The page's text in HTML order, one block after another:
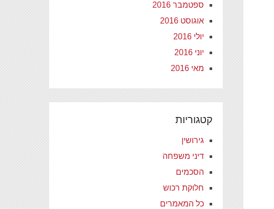
ספטמבר 2016
אוגוסט 2016
יולי 2016
יוני 2016
מאי 2016
קטגוריות
גירושין
דיני משפחה
הסכמים
חלוקת רכוש
כל המאמרים